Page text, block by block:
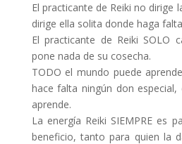
El practicante de Reiki no dirige
dirige ella solita donde haga
El practicante de Reiki SOLO
pone nada de su cosecha.
TODO el mundo puede
hace falta ningún don
aprende.
La energía Reiki SIEMPRE es
beneficio, tanto para quien la